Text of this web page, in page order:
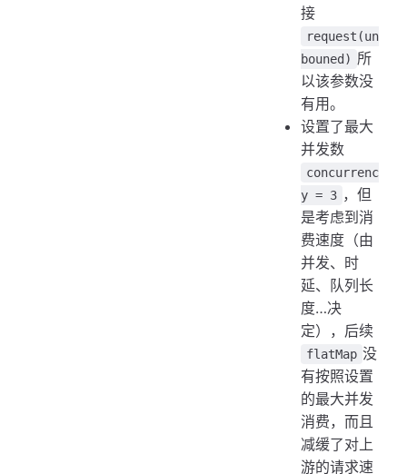
接
request(un
bouned) 所
以该参数没
有用。
设置了最大
并发数
concurrenc
y = 3 ，但
是考虑到消
费速度（由
并发、时
延、队列长
度…决
定），后续
flatMap 没
有按照设置
的最大并发
消费，而且
减缓了对上
游的请求速